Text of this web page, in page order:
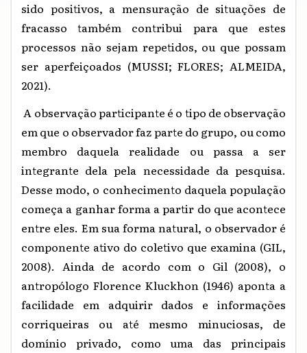
sido positivos, a mensuração de situações de
fracasso também contribui para que estes
processos não sejam repetidos, ou que possam
ser aperfeiçoados (MUSSI; FLORES; ALMEIDA,
2021).
A observação participante é o tipo de observação
em que o observador faz parte do grupo, ou como
membro daquela realidade ou passa a ser
integrante dela pela necessidade da pesquisa.
Desse modo, o conhecimento daquela população
começa a ganhar forma a partir do que acontece
entre eles. Em sua forma natural, o observador é
componente ativo do coletivo que examina (GIL,
2008). Ainda de acordo com o Gil (2008), o
antropólogo Florence Kluckhon (1946) aponta a
facilidade em adquirir dados e informações
corriqueiras ou até mesmo minuciosas, de
domínio privado, como uma das principais